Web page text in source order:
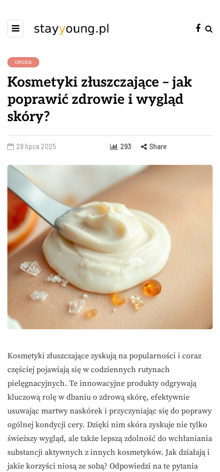
URODA
Kosmetyki złuszczające – jak
poprawić zdrowie i wygląd
skóry?
28 lipca 2025 293 Share
Kosmetyki złuszczające zyskują na popularności i coraz
częściej pojawiają się w codziennych rutynach
pielęgnacyjnych. Te innowacyjne produkty odgrywają
kluczową rolę w dbaniu o zdrową skórę, efektywnie
usuwając martwy naskórek i przyczyniając się do poprawy
ogólnej kondycji cery. Dzięki nim skóra zyskuje nie tylko
świeższy wygląd, ale także lepszą zdolność do wchłaniania
substancji aktywnych z innych kosmetyków. Jak działają i
jakie korzyści niosą ze sobą? Odpowiedzi na te pytania